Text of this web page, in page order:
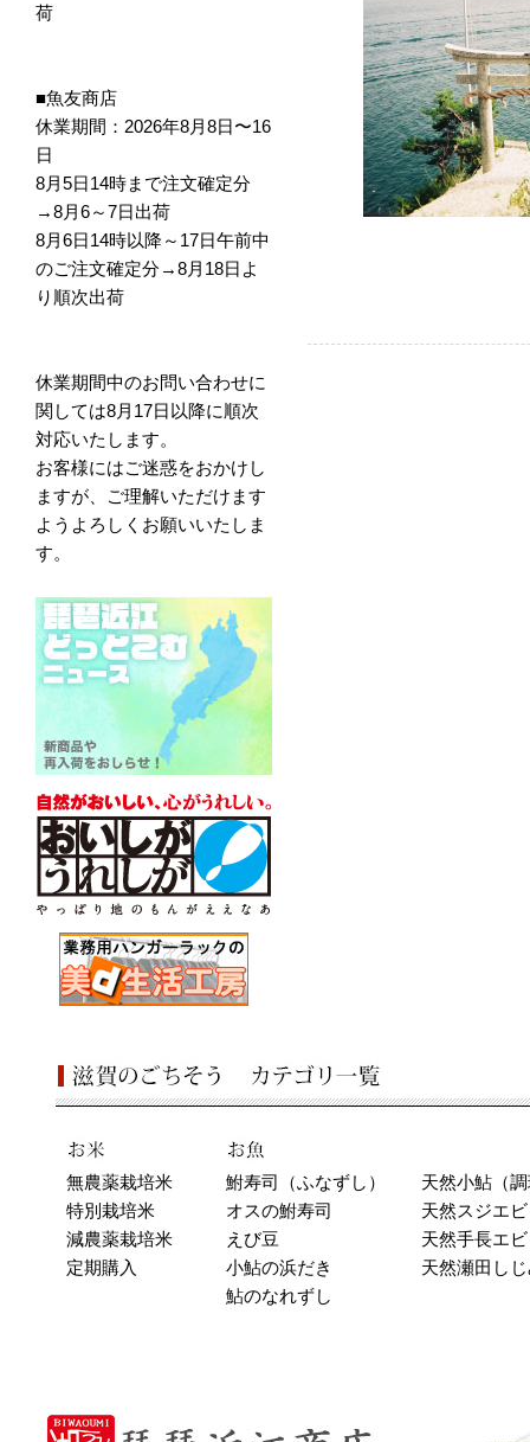
荷
■魚友商店
休業期間：2026年8月8日〜16
日
8月5日14時まで注文確定分
→8月6～7日出荷
8月6日14時以降～17日午前中
のご注文確定分→8月18日よ
り順次出荷
休業期間中のお問い合わせに
関しては8月17日以降に順次
対応いたします。
お客様にはご迷惑をおかけし
ますが、ご理解いただけます
ようよろしくお願いいたしま
す。
無農薬栽培米
特別栽培米
減農薬栽培米
定期購入
鮒寿司（ふなずし）
オスの鮒寿司
えび豆
小鮎の浜だき
鮎のなれずし
天然小鮎（
天然スジエ
天然手長エ
天然瀬田し